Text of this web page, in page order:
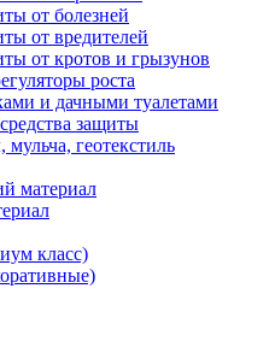
от болезней
от вредителей
от кротов и грызунов
роста
и дачными туалетами
защиты
геотекстиль
материал
класс)